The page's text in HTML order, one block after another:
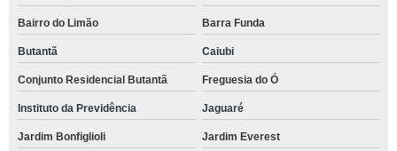
Bairro do Limão Barra Funda
Butantã Caiubi
Conjunto Residencial Butantã Freguesia do Ó
Instituto da Previdência Jaguaré
Jardim Bonfiglioli Jardim Everest